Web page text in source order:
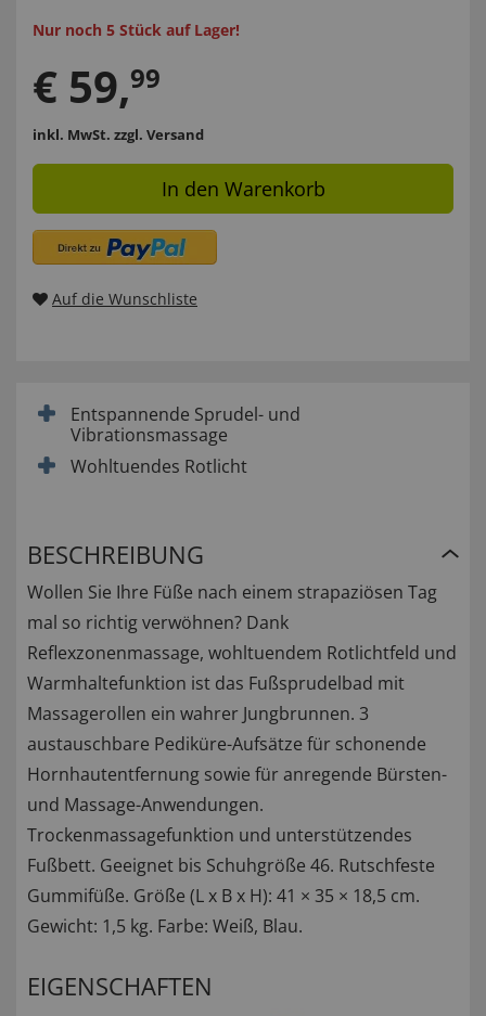
Nur noch 5 Stück auf Lager!
€ 59,99
inkl. MwSt. zzgl. Versand
In den Warenkorb
Auf die Wunschliste
Entspannende Sprudel- und
Vibrationsmassage
Wohltuendes Rotlicht
BESCHREIBUNG
Wollen Sie Ihre Füße nach einem strapaziösen Tag
mal so richtig verwöhnen? Dank
Reflexzonenmassage, wohltuendem Rotlichtfeld und
Warmhaltefunktion ist das Fußsprudelbad mit
Massagerollen ein wahrer Jungbrunnen. 3
austauschbare Pediküre-Aufsätze für schonende
Hornhautentfernung sowie für anregende Bürsten-
und Massage-Anwendungen.
Trockenmassagefunktion und unterstützendes
Fußbett. Geeignet bis Schuhgröße 46. Rutschfeste
Gummifüße. Größe (L x B x H): 41 × 35 × 18,5 cm.
Gewicht: 1,5 kg. Farbe: Weiß, Blau.
EIGENSCHAFTEN